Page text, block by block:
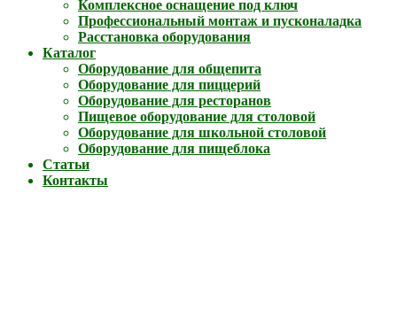
Комплексное оснащение под ключ
Профессиональный монтаж и пусконаладка
Расстановка оборудования
Каталог
Оборудование для общепита
Оборудование для пиццерий
Оборудование для ресторанов
Пищевое оборудование для столовой
Оборудование для школьной столовой
Оборудование для пищеблока
Статьи
Контакты